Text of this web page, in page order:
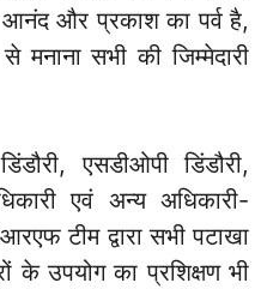
आनंद और प्रकाश का पर्व है,
सभी की जिम्मेदारी
एसडीओपी डिंडौरी,
एवं अन्य अधिकारी-
टीम द्वारा सभी पटाखा
के उपयोग का प्रशिक्षण भी